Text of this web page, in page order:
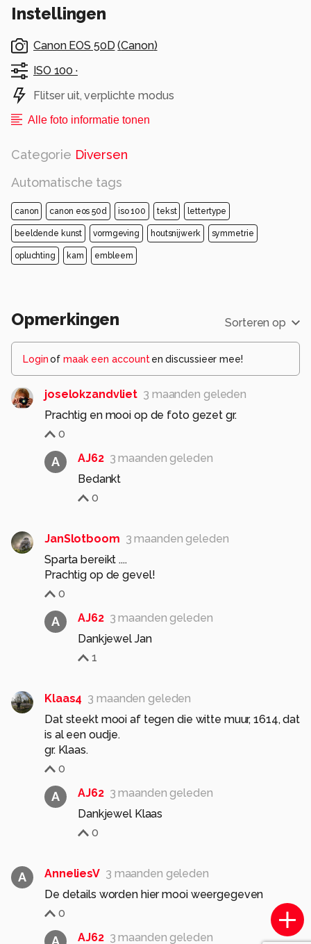
Alle rechten voorbehouden
Instellingen
Canon EOS 50D (Canon)
ISO 100 ·
Flitser uit, verplichte modus
Alle foto informatie tonen
Categorie Diversen
Automatische tags
canon canon eos 50d iso 100 tekst lettertype
beeldende kunst vormgeving houtsnijwerk symmetrie
opluchting kam embleem
Opmerkingen Sorteren op
Loginof maak een account en discussieer mee!
joselokzandvliet 3 maanden geleden
Prachtig en mooi op de foto gezet gr.
0
A AJ62 3 maanden geleden
Bedankt
0
JanSlotboom 3 maanden geleden
Sparta bereikt ....
Prachtig op de gevel!
0
A AJ62 3 maanden geleden
Dankjewel Jan
1
Klaas4 3 maanden geleden
Dat steekt mooi af tegen die witte muur, 1614, dat
is al een oudje.
gr. Klaas.
0
A AJ62 3 maanden geleden
Dankjewel Klaas
0
A AnneliesV 3 maanden geleden
De details worden hier mooi weergegeven
0
A AJ62 3 maanden geleden